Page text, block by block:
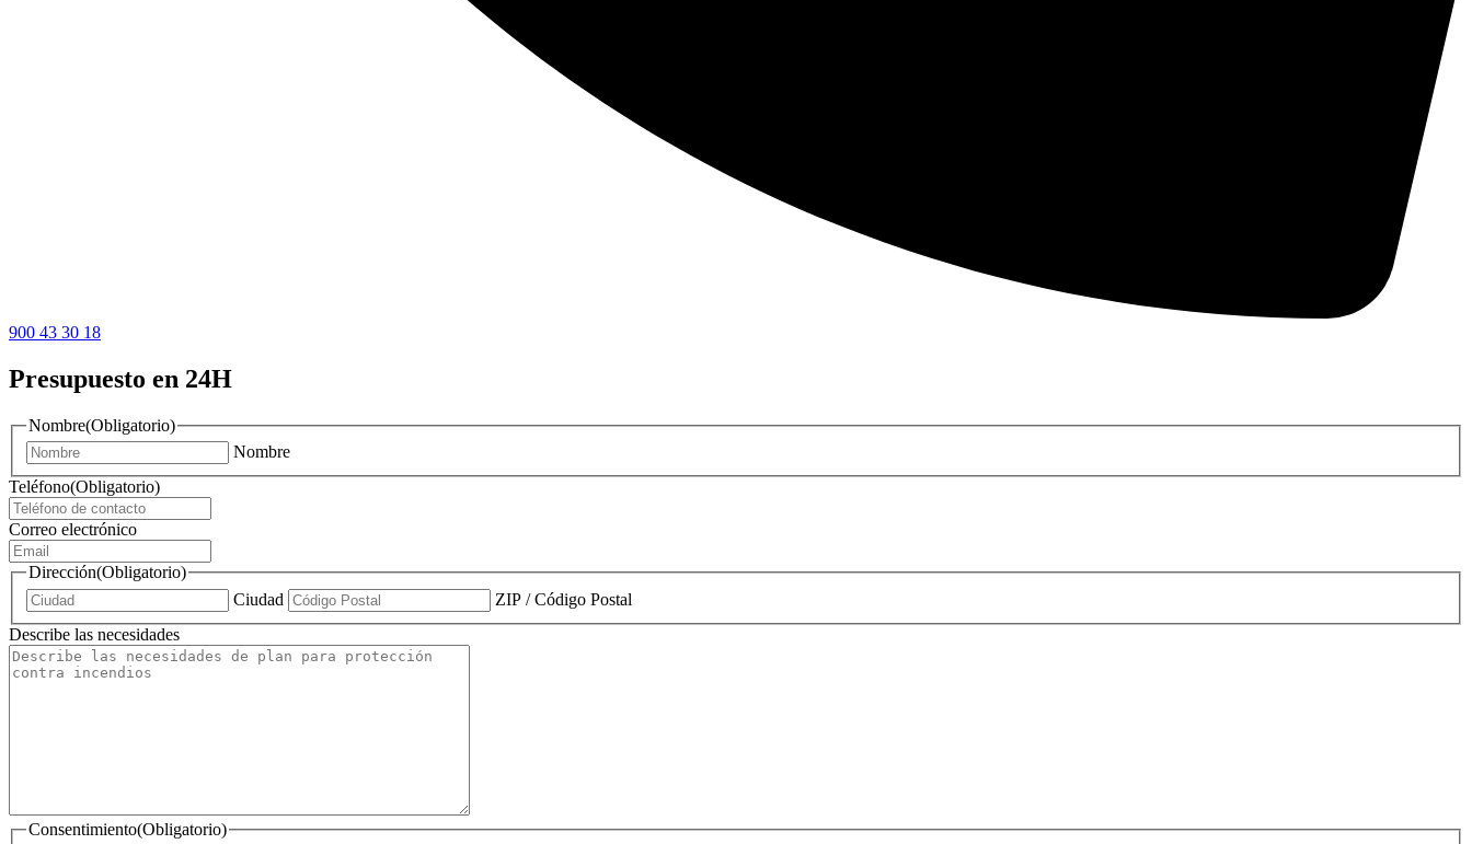
900 43 30 18
Presupuesto en 24H
Nombre(Obligatorio)
Nombre
Teléfono(Obligatorio)
Correo electrónico
Dirección(Obligatorio)
Ciudad
ZIP / Código Postal
Describe las necesidades
Consentimiento(Obligatorio)